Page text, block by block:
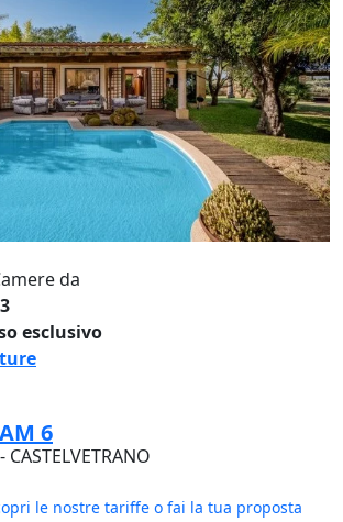
da
3
esclusivo
6
le nostre tariffe o fai la tua proposta